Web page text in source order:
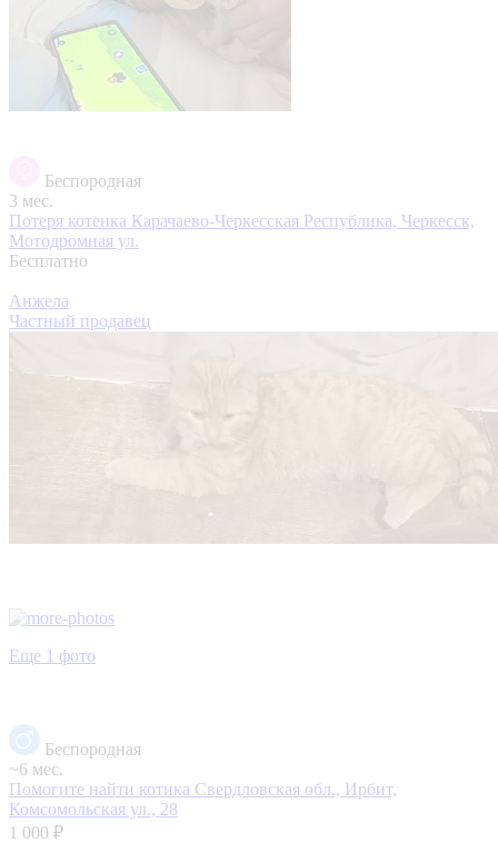
Беспородная
3 мес.
Потеря котенка Карачаево-Черкесская Республика, Черкесск,
Мотодромная ул.
Бесплатно
Анжела
Частный продавец
Еще 1 фото
Беспородная
~6 мес.
Помогите найти котика Свердловская обл., Ирбит,
Комсомольская ул., 28
1 000 ₽